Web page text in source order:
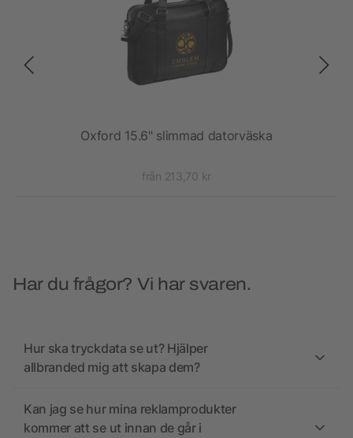
Oxford 15.6" slimmad datorväska
från 213,70 kr
Har du frågor? Vi har svaren.
Hur ska tryckdata se ut? Hjälper
allbranded mig att skapa dem?
Kan jag se hur mina reklamprodukter
kommer att se ut innan de går i